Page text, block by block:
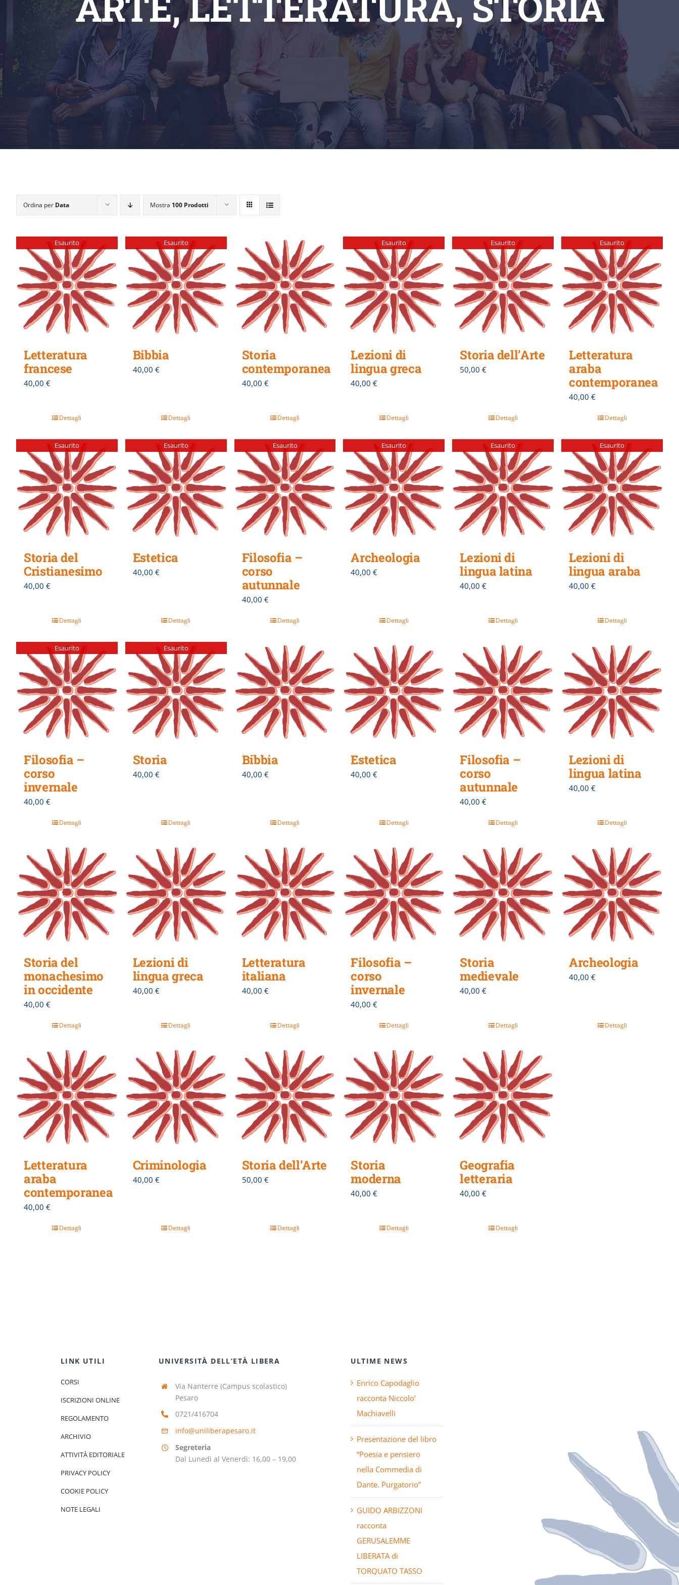
Ordina per Data Mostra 100 Prodotti
Esaurito
Letteratura
francese
40,00 €
Dettagli
Esaurito
Bibbia
40,00 €
Dettagli
Storia
contemporanea
40,00 €
Dettagli
Esaurito
Lezioni di
lingua greca
40,00€
Dettagli
Esaurito
Storia dell’Arte
50,00€
Dettagli
Esaurito
Letteratura
araba
contemporanea
40,00€
Dettagli
Esaurito
Storia del
Cristianesimo
40,00 €
Dettagli
Esaurito
Estetica
40,00 €
Dettagli
Esaurito
Filosofia –
corso
autunnale
40,00 €
Dettagli
Esaurito
Archeologia
40,00€
Dettagli
Esaurito
Lezioni di
lingua latina
40,00€
Dettagli
Esaurito
Lezioni di
lingua araba
40,00€
Dettagli
Esaurito
Filosofia –
corso
invernale
40,00 €
Dettagli
Esaurito
Storia
40,00 €
Dettagli
Bibbia
40,00 €
Dettagli
Estetica
40,00€
Dettagli
Filosofia –
corso
autunnale
40,00€
Dettagli
Lezioni di
lingua latina
40,00€
Dettagli
Storia del
monachesimo
in occidente
40,00 €
Dettagli
Lezioni di
lingua greca
40,00 €
Dettagli
Letteratura
italiana
40,00 €
Dettagli
Filosofia –
corso
invernale
40,00€
Dettagli
Storia
medievale
40,00€
Dettagli
Archeologia
40,00€
Dettagli
Letteratura
araba
contemporanea
40,00 €
Dettagli
Criminologia
40,00 €
Dettagli
Storia dell’Arte
50,00 €
Dettagli
Storia
moderna
40,00€
Dettagli
Geografia
letteraria
40,00€
Dettagli
LINK UTILI
CORSI
ISCRIZIONI ONLINE
REGOLAMENTO
ARCHIVIO
ATTIVITÀ EDITORIALE
PRIVACY POLICY
COOKIE POLICY
NOTE LEGALI
UNIVERSITÀ DELL’ETÀ LIBERA
Via Nanterre (Campus scolastico)
Pesaro
0721/416704
info@uniliberapesaro.it
Segreteria
Dal Lunedì al Venerdì: 16,00 – 19,00
ULTIME NEWS
Enrico Capodaglio
racconta Niccolo’
Machiavelli
Presentazione del libro
“Poesia e pensiero
nella Commedia di
Dante. Purgatorio”
GUIDO ARBIZZONI
racconta
GERUSALEMME
LIBERATA di
TORQUATO TASSO